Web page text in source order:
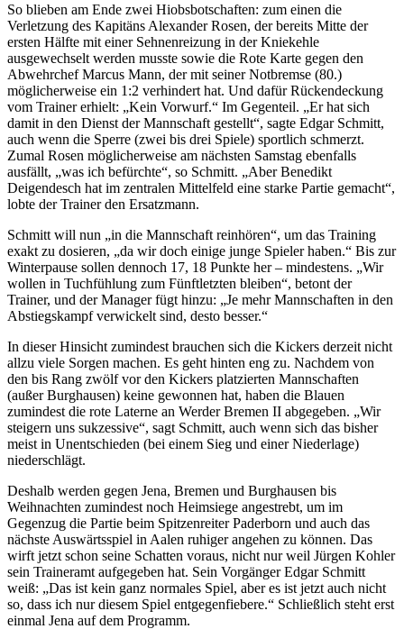
So blieben am Ende zwei Hiobsbotschaften: zum einen die
Verletzung des Kapitäns Alexander Rosen, der bereits Mitte der
ersten Hälfte mit einer Sehnenreizung in der Kniekehle
ausgewechselt werden musste sowie die Rote Karte gegen den
Abwehrchef Marcus Mann, der mit seiner Notbremse (80.)
möglicherweise ein 1:2 verhindert hat. Und dafür Rückendeckung
vom Trainer erhielt: „Kein Vorwurf.“ Im Gegenteil. „Er hat sich
damit in den Dienst der Mannschaft gestellt“, sagte Edgar Schmitt,
auch wenn die Sperre (zwei bis drei Spiele) sportlich schmerzt.
Zumal Rosen möglicherweise am nächsten Samstag ebenfalls
ausfällt, „was ich befürchte“, so Schmitt. „Aber Benedikt
Deigendesch hat im zentralen Mittelfeld eine starke Partie gemacht“,
lobte der Trainer den Ersatzmann.
Schmitt will nun „in die Mannschaft reinhören“, um das Training
exakt zu dosieren, „da wir doch einige junge Spieler haben.“ Bis zur
Winterpause sollen dennoch 17, 18 Punkte her – mindestens. „Wir
wollen in Tuchfühlung zum Fünftletzten bleiben“, betont der
Trainer, und der Manager fügt hinzu: „Je mehr Mannschaften in den
Abstiegskampf verwickelt sind, desto besser.“
In dieser Hinsicht zumindest brauchen sich die Kickers derzeit nicht
allzu viele Sorgen machen. Es geht hinten eng zu. Nachdem von
den bis Rang zwölf vor den Kickers platzierten Mannschaften
(außer Burghausen) keine gewonnen hat, haben die Blauen
zumindest die rote Laterne an Werder Bremen II abgegeben. „Wir
steigern uns sukzessive“, sagt Schmitt, auch wenn sich das bisher
meist in Unentschieden (bei einem Sieg und einer Niederlage)
niederschlägt.
Deshalb werden gegen Jena, Bremen und Burghausen bis
Weihnachten zumindest noch Heimsiege angestrebt, um im
Gegenzug die Partie beim Spitzenreiter Paderborn und auch das
nächste Auswärtsspiel in Aalen ruhiger angehen zu können. Das
wirft jetzt schon seine Schatten voraus, nicht nur weil Jürgen Kohler
sein Traineramt aufgegeben hat. Sein Vorgänger Edgar Schmitt
weiß: „Das ist kein ganz normales Spiel, aber es ist jetzt auch nicht
so, dass ich nur diesem Spiel entgegenfiebere.“ Schließlich steht erst
einmal Jena auf dem Programm.